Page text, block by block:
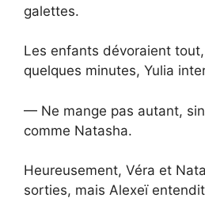
galettes.
Les enfants dévoraient
quelques minutes, Yulia
— Ne mange pas autant,
comme Natasha.
Heureusement, Véra et
sorties, mais Alexeï